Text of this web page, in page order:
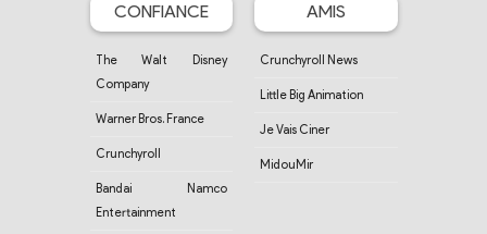
CONFIANCE
The Walt Disney
Company
Warner Bros. France
Crunchyroll
Bandai Namco
Entertainment
AMIS
Crunchyroll News
Little Big Animation
Je Vais Ciner
MidouMir